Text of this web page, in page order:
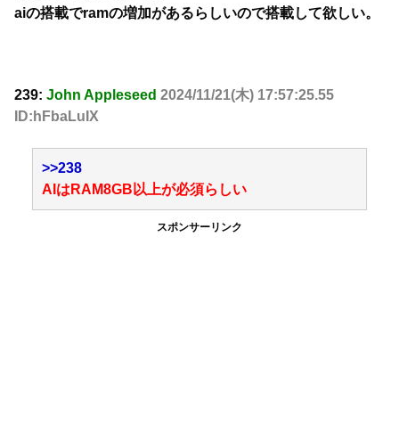
aiの搭載でramの増加があるらしいので搭載して欲しい。
239: John Appleseed 2024/11/21(木) 17:57:25.55
ID:hFbaLuIX
>>238
AIはRAM8GB以上が必須らしい
スポンサーリンク